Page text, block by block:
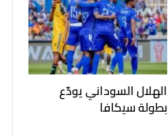
الهلال السوداني يودّع
بطولة سيكافا